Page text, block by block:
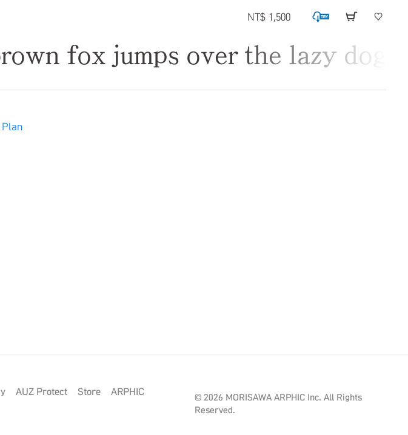
NT$ 1,500
fox jumps over the lazy dog.
Plan
AUZ Protect Store ARPHIC
© 2026 MORISAWA ARPHIC Inc. All Rights
Reserved.